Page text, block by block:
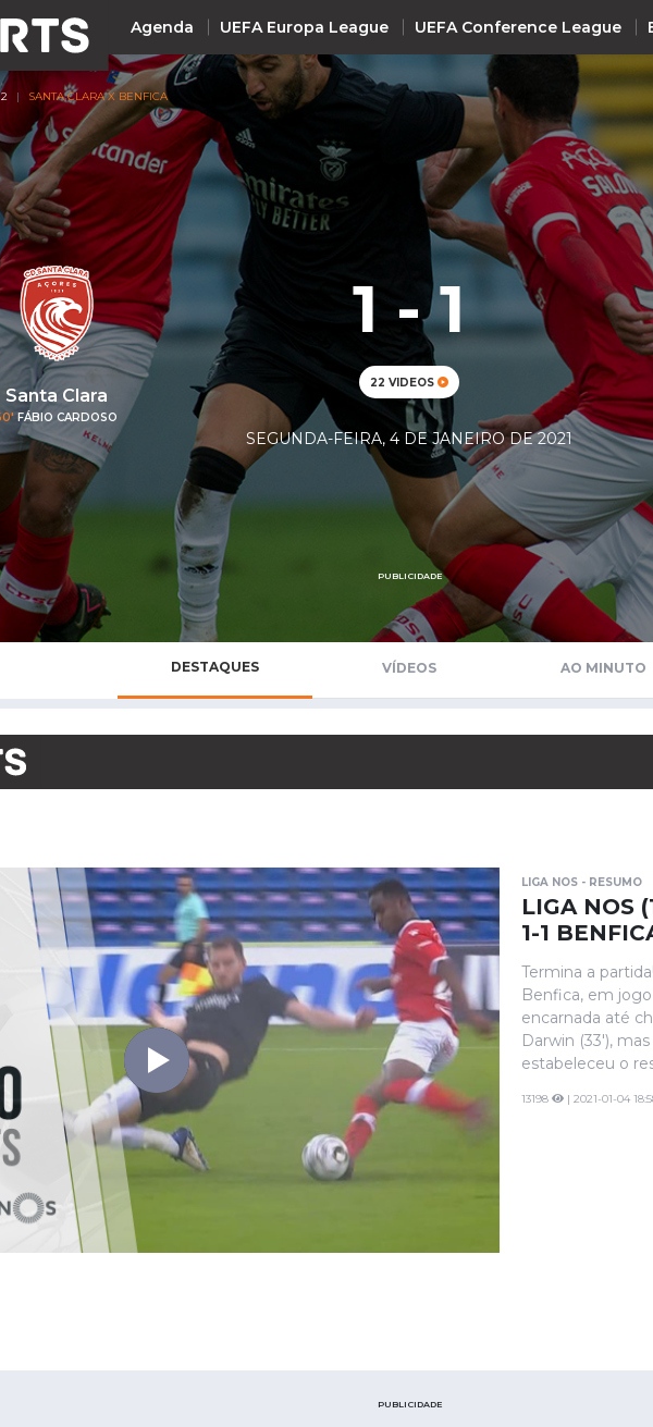
Agenda UEFA Europa League UEFA Conference League
+
INTERNACIONAL
UEFA Champions League
UEFA Europa League
UEFA Conference League
Premier League
Serie A
Ligue 1
Süper Lig
Saudi Pro League
SANTA CLARA X BENFICA
Santa Clara
FÁBIO CARDOSO
1 - 1
22 VIDEOS
SEGUNDA-FEIRA, 4 DE JANEIRO DE 2021
PUBLICIDADE
DESTAQUES VÍDEOS AO MINUTO
LIGA NOS - RESUMO
LIGA NOS
1-1
Termina a
Benfica, em jogo
encarnada até
Darwin (33'),
estabeleceu o
13198 | 2021-01-04
PUBLICIDADE